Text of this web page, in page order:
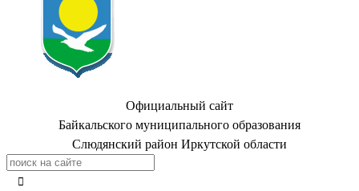
Официальный сайт
Байкальского муниципального образования
Слюдянский район Иркутской области